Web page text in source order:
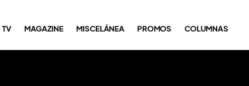
TV MAGAZINE MISCELÁNEA PROMOS COLUMNAS